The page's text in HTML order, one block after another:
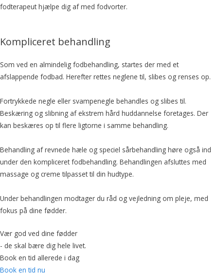
fodterapeut hjælpe dig af med fodvorter.
Kompliceret behandling
Som ved en almindelig fodbehandling, startes der med et
afslappende fodbad. Herefter rettes neglene til, slibes og renses op.
Fortrykkede negle eller svampenegle behandles og slibes til.
Beskæring og slibning af ekstrem hård huddannelse foretages. Der
kan beskæres op til flere ligtorne i samme behandling.
Behandling af revnede hæle og speciel sårbehandling høre også ind
under den kompliceret fodbehandling. Behandlingen afsluttes med
massage og creme tilpasset til din hudtype.
Under behandlingen modtager du råd og vejledning om pleje, med
fokus på dine fødder.
Vær god ved dine fødder
- de skal bære dig hele livet.
Book en tid allerede i dag
Book en tid nu